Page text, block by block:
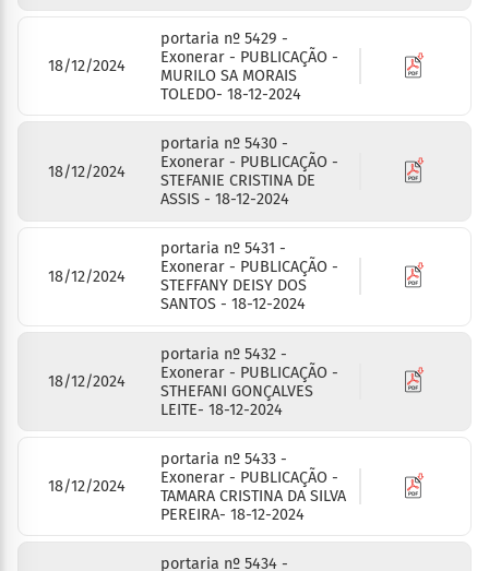
18/12/2024
portaria nº 5429 -
Exonerar - PUBLICAÇÃO -
MURILO SA MORAIS
TOLEDO- 18-12-2024
18/12/2024
portaria nº 5430 -
Exonerar - PUBLICAÇÃO -
STEFANIE CRISTINA DE
ASSIS - 18-12-2024
18/12/2024
portaria nº 5431 -
Exonerar - PUBLICAÇÃO -
STEFFANY DEISY DOS
SANTOS - 18-12-2024
18/12/2024
portaria nº 5432 -
Exonerar - PUBLICAÇÃO -
STHEFANI GONÇALVES
LEITE- 18-12-2024
18/12/2024
portaria nº 5433 -
Exonerar - PUBLICAÇÃO -
TAMARA CRISTINA DA SILVA
PEREIRA- 18-12-2024
portaria nº 5434 -